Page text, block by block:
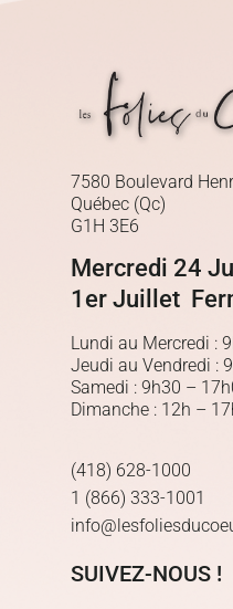
7580 Boulevard
Québec (Qc)
G1H 3E6
Mercredi
1er Juillet
Lundi au Mercredi :
Jeudi au Vendredi :
Samedi : 9h30 –
Dimanche : 12h –
(418) 628-1000
1 (866) 333-1001
SUIVEZ-NOUS !